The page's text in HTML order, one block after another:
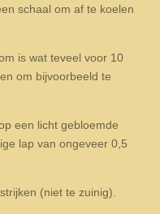
schaal om af te koelen
is wat teveel voor 10
om bijvoorbeeld te
een licht gebloemde
lap van ongeveer 0,5
(niet te zuinig).